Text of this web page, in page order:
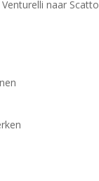
naar Scatto